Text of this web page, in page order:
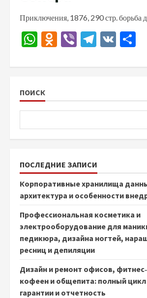
Приключения, 1876, 290 стр. борьба
WhatsApp
Odnoklassniki
Viber VK
ПОИСК
ПОСЛЕДНИЕ ЗАПИСИ
Корпоративные хранилища
архитектура и особенности
Профессиональная косметика и
электрооборудование для
педикюра, дизайна ногтей,
ресниц и депиляции
Дизайн и ремонт офисов,
кофеен и общепита: полный
гарантии и отчетность